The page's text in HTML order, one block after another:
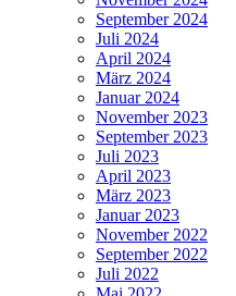
September 2024
Juli 2024
April 2024
März 2024
Januar 2024
November 2023
September 2023
Juli 2023
April 2023
März 2023
Januar 2023
November 2022
September 2022
Juli 2022